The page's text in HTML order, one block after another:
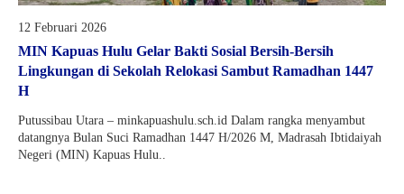
12 Februari 2026
MIN Kapuas Hulu Gelar Bakti Sosial Bersih-Bersih
Lingkungan di Sekolah Relokasi Sambut Ramadhan 1447
H
Putussibau Utara – minkapuashulu.sch.id Dalam rangka menyambut
datangnya Bulan Suci Ramadhan 1447 H/2026 M, Madrasah Ibtidaiyah
Negeri (MIN) Kapuas Hulu..